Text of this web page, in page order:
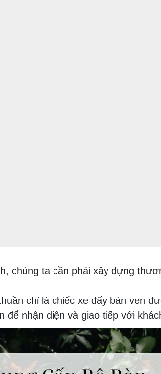
chúng ta cần phải xây dựng
chỉ là chiếc xe đẩy bán ven
để nhận diện và giao tiếp với